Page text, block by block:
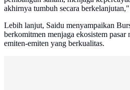
akhirnya tumbuh secara
Lebih lanjut, Saidu menyampaikan
berkomitmen menjaga ekosistem
emiten-emiten yang berkualitas.